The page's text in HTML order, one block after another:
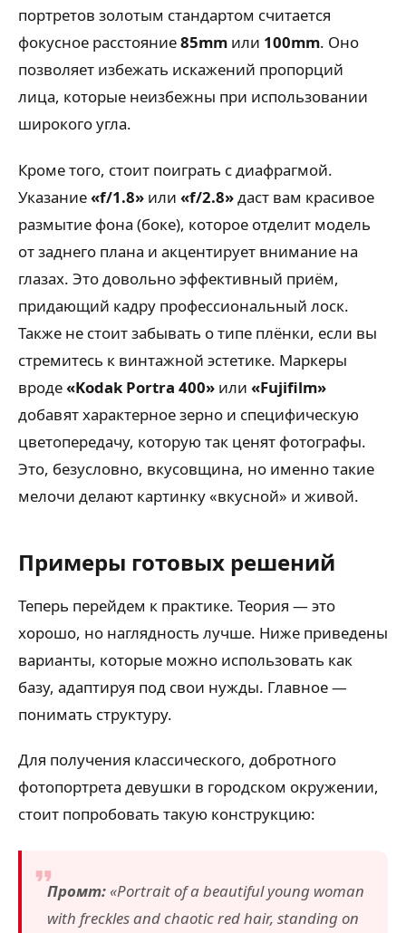
портретов золотым стандартом считается
фокусное расстояние85mm или 100mm. Оно
позволяет избежать искажений пропорций
лица, которые неизбежны при использовании
широкого угла.
Кроме того, стоит поиграть с диафрагмой.
Указание«f/1.8» или «f/2.8»даст вам красивое
размытие фона (боке), которое отделит модель
от заднего плана и акцентирует внимание на
глазах. Это довольно эффективный приём,
придающий кадру профессиональный лоск.
Также не стоит забывать о типе плёнки, если вы
стремитесь к винтажной эстетике. Маркеры
вроде«Kodak Portra 400» или «Fujifilm»
добавят характерное зерно и специфическую
цветопередачу, которую так ценят фотографы.
Это, безусловно, вкусовщина, но именно такие
мелочи делают картинку «вкусной» и живой.
Примеры готовых решений
Теперь перейдем к практике. Теория — это
хорошо, но наглядность лучше. Ниже приведены
варианты, которые можно использовать как
базу, адаптируя под свои нужды. Главное —
понимать структуру.
Для получения классического, добротного
фотопортрета девушки в городском окружении,
стоит попробовать такую конструкцию:
Промт:«Portrait of a beautiful young woman
with freckles and chaotic red hair, standing on